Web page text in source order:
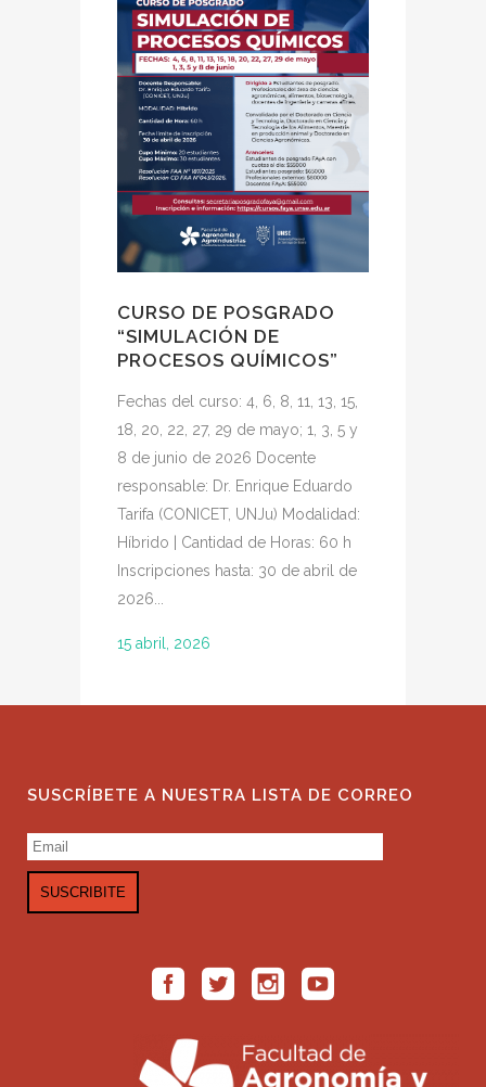
CURSO DE POSGRADO
“SIMULACIÓN DE
PROCESOS QUÍMICOS”
Fechas del curso: 4, 6, 8, 11, 13, 15,
18, 20, 22, 27, 29 de mayo; 1, 3, 5 y
8 de junio de 2026 Docente
responsable: Dr. Enrique Eduardo
Tarifa (CONICET, UNJu) Modalidad:
Híbrido | Cantidad de Horas: 60 h
Inscripciones hasta: 30 de abril de
2026...
15 abril, 2026
SUSCRÍBETE A NUESTRA LISTA DE CORREO